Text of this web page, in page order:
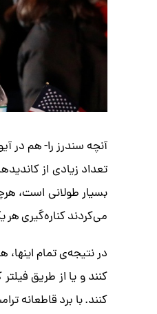
آنچه سندرز را- هم در
تعداد زیادی از
بسیار طولانی است،
می‌کردند کناره‌گیری هر
در نتیجه‌ی تمام
کنند و یا از طریق
کنند. با برد قاطعانه